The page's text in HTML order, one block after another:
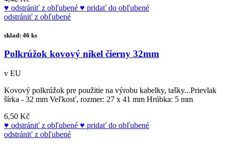
odstrániť z obľubené
pridať do obľubené
odstrániť z obľubené
sklad: 46 ks
Polkrúžok kovový nikel čierny 32mm
v EU
Kovový polkrúžok pre použitie na výrobu kabelky, tašky...Prievlak
šírka - 32 mm Veľkosť, rozmer: 27 x 41 mm Hrúbka: 5 mm
6,50 Kč
odstrániť z obľubené
pridať do obľubené
odstrániť z obľubené